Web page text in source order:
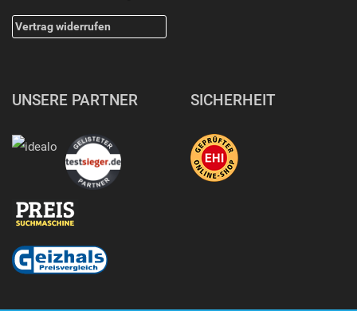
Vertrag widerrufen
UNSERE PARTNER SICHERHEIT